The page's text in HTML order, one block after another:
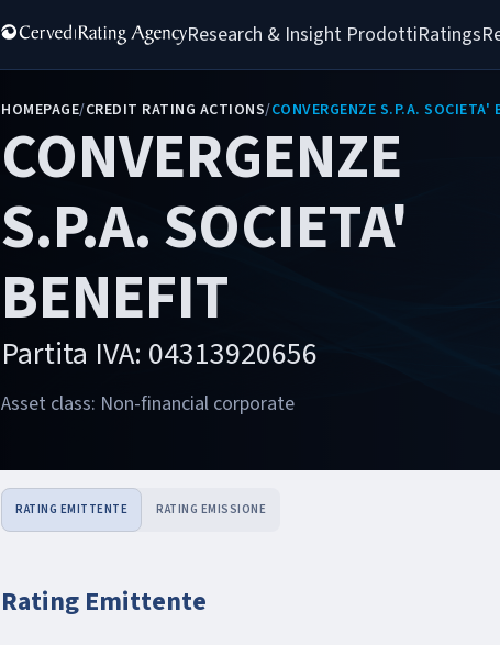
Research & Insight ProdottiRatings
HOMEPAGE/CREDIT RATING ACTIONS/CONVERGENZE S.P.A. SOCIETA'
CONVERGENZE
S.P.A. SOCIETA'
BENEFIT
Partita IVA: 04313920656
Asset class: Non-financial corporate
RATING EMITTENTE RATING EMISSIONE
Rating Emittente